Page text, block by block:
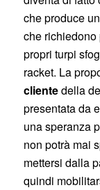
che produce
che
propri turpi
racket. La
clientedella
presentata da
una speranza
non potrà mai
mettersi dalla
quindi